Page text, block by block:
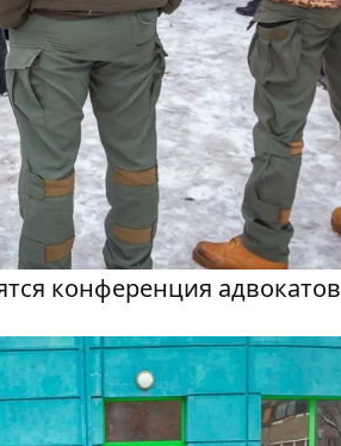
конференция адвокатов